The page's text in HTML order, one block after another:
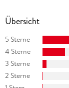
Übersicht
5 Sterne
4 Sterne
3 Sterne
2 Sterne